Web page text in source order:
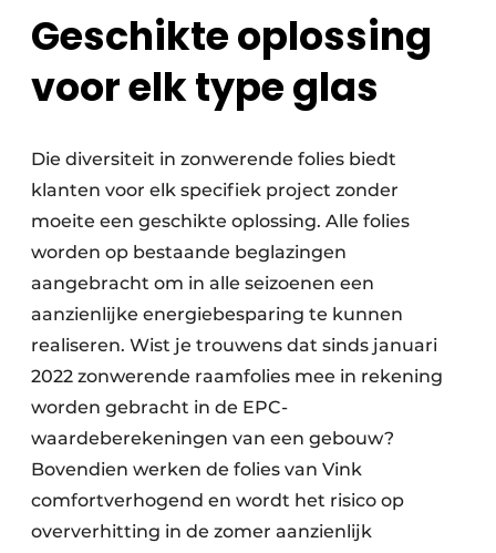
Geschikte oplossing
voor elk type glas
Die diversiteit in zonwerende folies biedt
klanten voor elk specifiek project zonder
moeite een geschikte oplossing. Alle folies
worden op bestaande beglazingen
aangebracht om in alle seizoenen een
aanzienlijke energiebesparing te kunnen
realiseren. Wist je trouwens dat sinds januari
2022 zonwerende raamfolies mee in rekening
worden gebracht in de EPC-
waardeberekeningen van een gebouw?
Bovendien werken de folies van Vink
comfortverhogend en wordt het risico op
oververhitting in de zomer aanzienlijk